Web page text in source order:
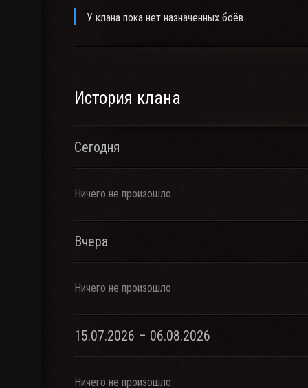
У клана пока нет назначенных боёв.
История клана
Сегодня
Ничего не произошло
Вчера
Ничего не произошло
15.07.2026 – 06.08.2026
Ничего не произошло